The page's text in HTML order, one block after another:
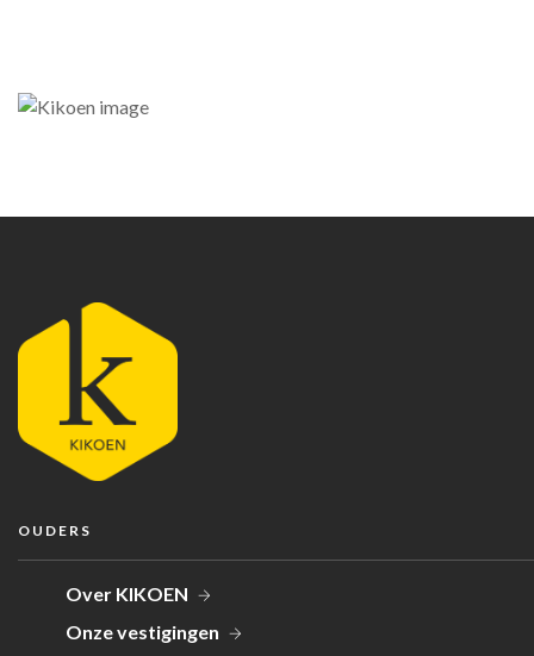
OUDERS
Over KIKOEN
Onze vestigingen